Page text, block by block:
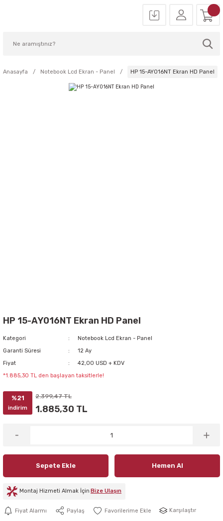
Anasayfa Notebook Lcd Ekran - Panel HP 15-AY016NT Ekran HD Panel
HP 15-AY016NT Ekran HD Panel
Kategori
Notebook Lcd Ekran - Panel
Garanti Süresi
12 Ay
Fiyat
42,00 USD + KDV
*1.885,30 TL den başlayan taksitlerle!
%21
indirim
2.399,47 TL
1.885,30 TL
Sepete Ekle Hemen Al
Montaj Hizmeti Almak İçin Bize Ulaşın
Fiyat Alarmı Paylaş Karşılaştır